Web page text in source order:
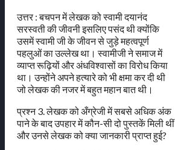
उत्तर : बचपन में लेखक को स्वामी दयानंद
सरस्वती की जीवनी इसलिए पसंद थी क्योंकि
उसमें स्वामी जी के जीवन से जुड़े महत्वपूर्ण
पहलुओं का उल्लेख था। स्वामीजी ने समाज में
व्याप्त रूढ़ियों और अंधविश्वासों का विरोध किया
था। उन्होंने अपने हत्यारे को भी क्षमा कर दी थी
जो लेखक की नजर में बहुत महान बात थी।
प्रश्न 3. लेखक को अँग्रेजी में सबसे अधिक अंक
पाने के बाद उपहार में कौन-सी दो पुस्तकें मिली थीं
और उनसे लेखक को क्या जानकारी प्राप्त हुई?